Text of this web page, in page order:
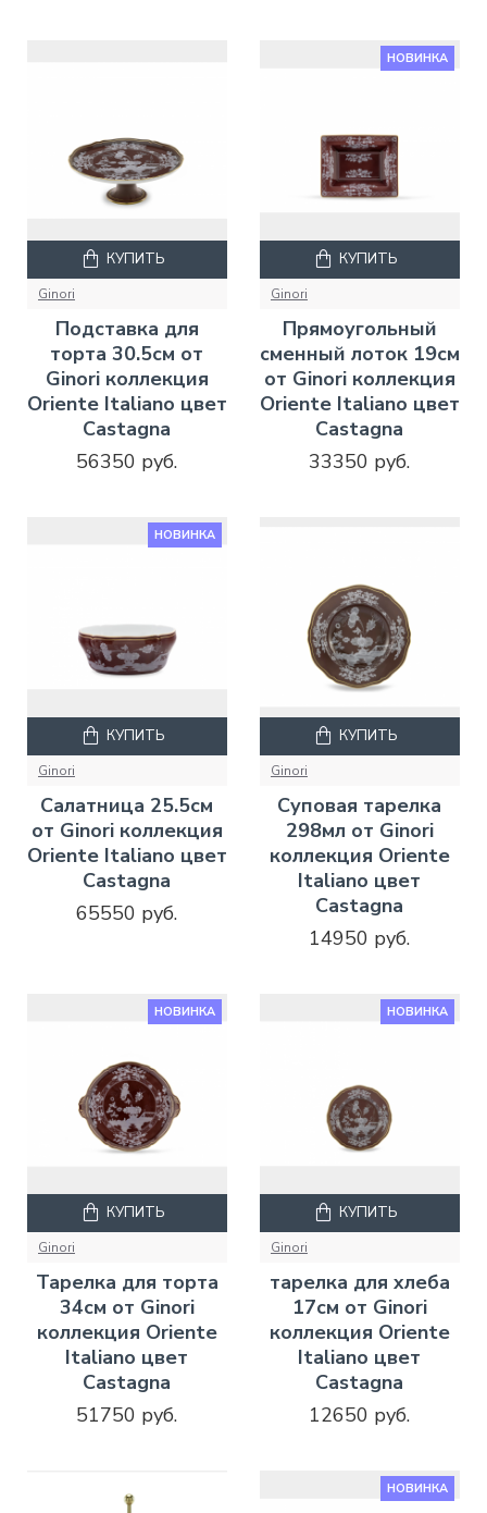
Ginori
Подставка для
торта 30.5см от
Ginori коллекция
Oriente Italiano цвет
Castagna
56350 руб.
КУПИТЬ
НОВИНКА
Ginori
Прямоугольный
сменный лоток 19см
от Ginori коллекция
Oriente Italiano цвет
Castagna
33350 руб.
КУПИТЬ
НОВИНКА
Ginori
Салатница 25.5см
от Ginori коллекция
Oriente Italiano цвет
Castagna
65550 руб.
КУПИТЬ
Ginori
Суповая тарелка
298мл от Ginori
коллекция Oriente
Italiano цвет
Castagna
14950 руб.
КУПИТЬ
НОВИНКА
Ginori
Тарелка для торта
34см от Ginori
коллекция Oriente
Italiano цвет
Castagna
51750 руб.
КУПИТЬ
НОВИНКА
Ginori
тарелка для хлеба
17см от Ginori
коллекция Oriente
Italiano цвет
Castagna
12650 руб.
КУПИТЬ
НОВИНКА